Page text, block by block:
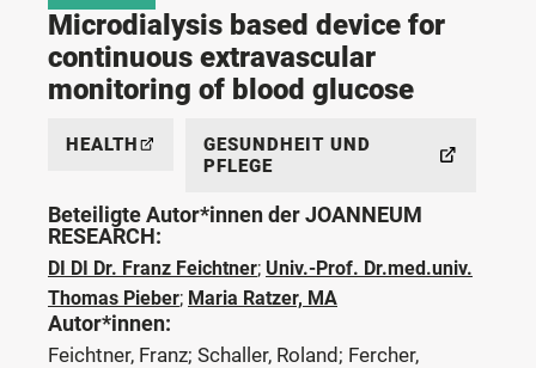
Microdialysis based device for
continuous extravascular
monitoring of blood glucose
HEALTH
GESUNDHEIT UND
PFLEGE
Beteiligte Autor*innen der JOANNEUM
RESEARCH:
DI DI Dr. Franz Feichtner; Univ.-Prof. Dr.med.univ.
Thomas Pieber; Maria Ratzer, MA
Autor*innen:
Feichtner, Franz; Schaller, Roland; Fercher,